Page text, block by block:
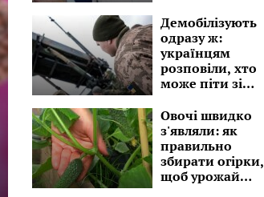
Демобілізують
одразу ж:
українцям
розповіли, хто
може піти зі
Овочі швидко
з'являли: як
правильно
збирати огірки,
щоб урожай